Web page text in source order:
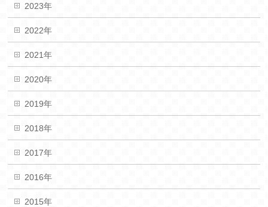
2023年
2022年
2021年
2020年
2019年
2018年
2017年
2016年
2015年